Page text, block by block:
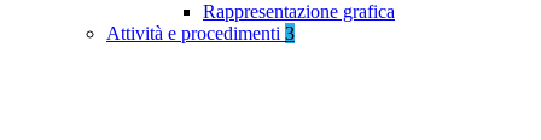
Rappresentazione grafica
Attività e procedimenti 3